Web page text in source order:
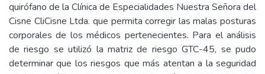
quirófano de la Clínica de Especialidades Nuestra Señora del
Cisne CliCisne Ltda. que permita corregir las malas posturas
corporales de los médicos pertenecientes. Para el análisis
de riesgo se utilizó la matriz de riesgo GTC-45, se pudo
determinar que los riesgos que más atentan a la seguridad